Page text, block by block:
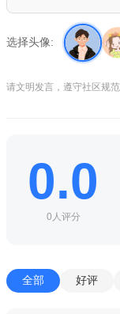
选择头像:
请文明发言，遵守社区规范
0.0
0人评分
全部 好评